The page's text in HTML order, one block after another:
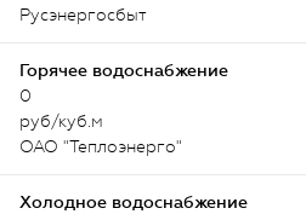
Русэнергосбыт
Горячее водоснабжение
0
руб/куб.м
ОАО "Теплоэнерго"
Холодное водоснабжение